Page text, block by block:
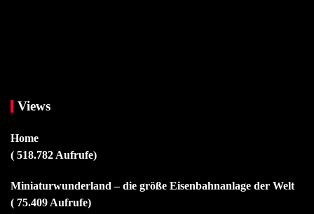
Views
Home
( 518.782 Aufrufe)
Miniaturwunderland – die größe Eisenbahnanlage der Welt
( 75.409 Aufrufe)